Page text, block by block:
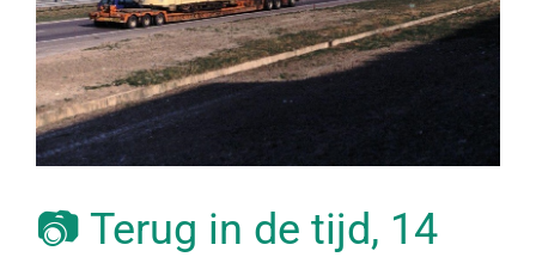
📷 Terug in de tijd, 14